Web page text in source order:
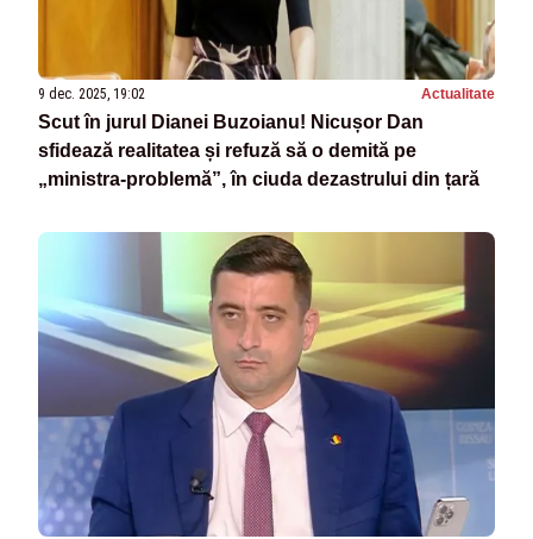
9 dec. 2025, 19:02 Actualitate
Scut în jurul Dianei Buzoianu! Nicușor Dan
sfidează realitatea și refuză să o demită pe
„ministra-problemă”, în ciuda dezastrului din țară